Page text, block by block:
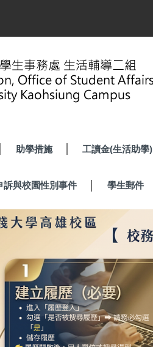
助學措施 工讀金(生活助學)
訴與校園性別事件 學生郵件